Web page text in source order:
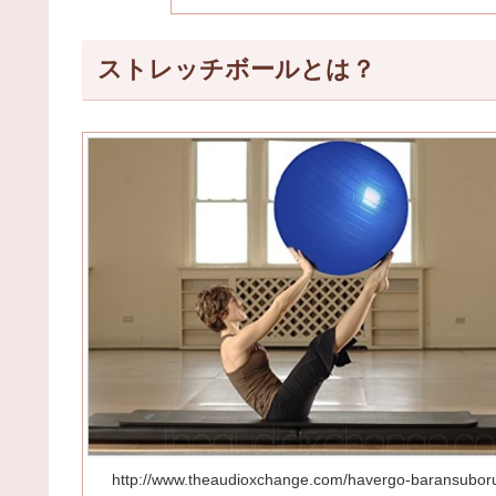
ストレッチボールとは？
http://www.theaudioxchange.com/havergo-